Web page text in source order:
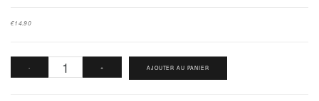
€14.90
-
quantité
+ AJOUTER AU PANIER